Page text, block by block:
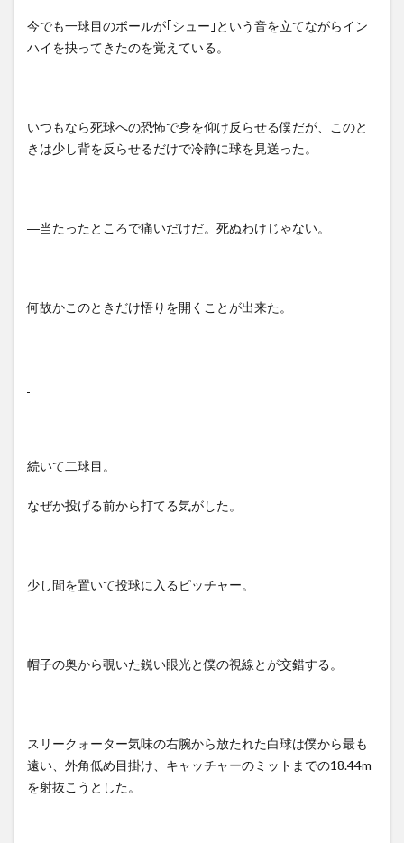
今でも一球目のボールが｢シュー｣という音を立てながらイン
ハイを抉ってきたのを覚えている。
いつもなら死球への恐怖で身を仰け反らせる僕だが、このと
きは少し背を反らせるだけで冷静に球を見送った。
―当たったところで痛いだけだ。死ぬわけじゃない。
何故かこのときだけ悟りを開くことが出来た。
続いて二球目。
なぜか投げる前から打てる気がした。
少し間を置いて投球に入るピッチャー。
帽子の奥から覗いた鋭い眼光と僕の視線とが交錯する。
スリークォーター気味の右腕から放たれた白球は僕から最も
遠い、外角低め目掛け、キャッチャーのミットまでの18.44m
を射抜こうとした。